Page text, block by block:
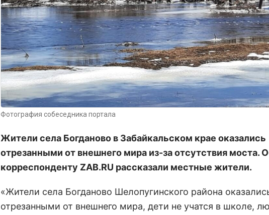
Фотография собеседника портала
Жители села Богданово в Забайкальском крае оказались
отрезанными от внешнего мира из-за отсутствия моста.
корреспонденту ZAB.RU рассказали местные жители.
«Жители села Богданово Шелопугинского района
отрезанными от внешнего мира, дети не учатся в школе,